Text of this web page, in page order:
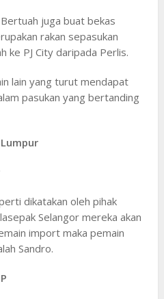
juga buat bekas
rakan sepasukan
ke PJ City daripada Perlis.
lain yang turut mendapat
pasukan yang bertanding
dikatakan oleh pihak
Selangor mereka akan
import maka pemain
Sandro.